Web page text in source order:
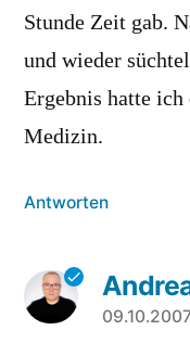
Stunde Zeit gab.
und wieder
Ergebnis hatte
Medizin.
Antworten
sagt: